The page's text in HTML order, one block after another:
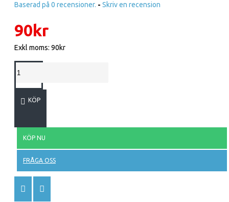
Baserad på 0 recensioner. - Skriv en recension
90kr
Exkl moms: 90kr
KÖP
KÖP NU
FRÅGA OSS